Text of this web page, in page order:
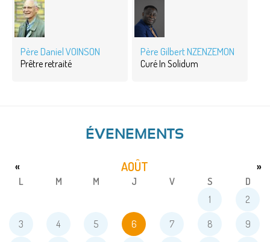
Père Daniel VOINSON
Prêtre retraité
Père Gilbert NZENZEMON
Curé In Solidum
ÉVENEMENTS
AOÛT
« »
L M M J V S
D
1
2
3 4 5 6 7 8 9